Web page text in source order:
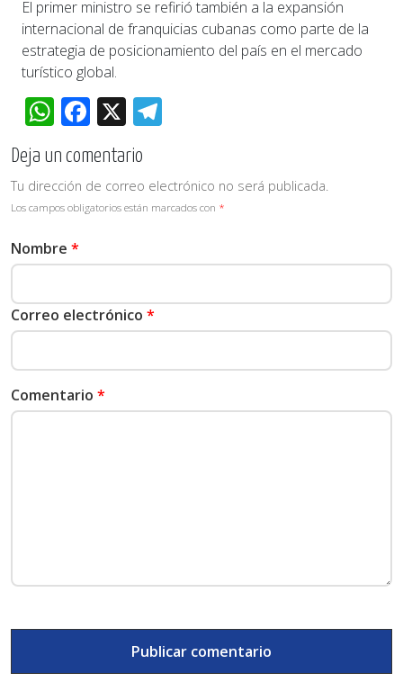
El primer ministro se refirió también a la expansión
internacional de franquicias cubanas como parte de la
estrategia de posicionamiento del país en el mercado
turístico global.
WhatsApp
Facebook
X
Deja un comentario
Tu dirección de correo electrónico no será publicada.
Los campos obligatorios están marcados con *
Nombre *
Correo electrónico *
Comentario *